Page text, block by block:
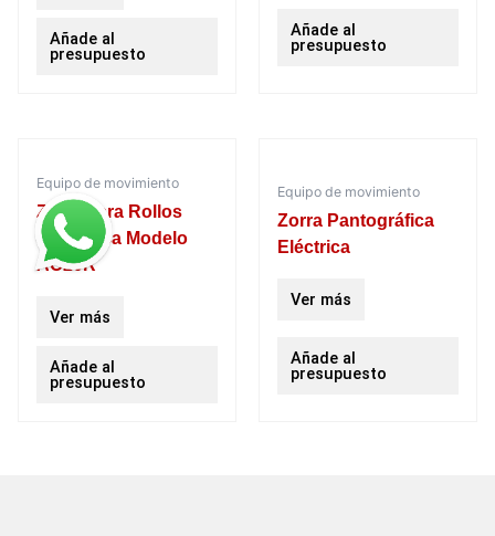
Añade al
presupuesto
Añade al
presupuesto
Equipo de movimiento
Zorra para Rollos
Hidráulica Modelo
AC20R
Ver más
Añade al
presupuesto
Equipo de movimiento
Zorra Pantográfica
Eléctrica
Ver más
Añade al
presupuesto